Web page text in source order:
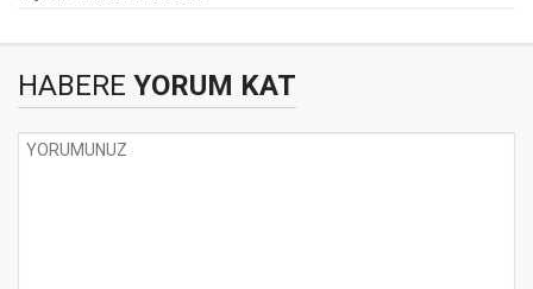
HABERE YORUM KAT